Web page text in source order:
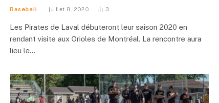
Baseball juillet 8, 2020 3
Les Pirates de Laval débuteront leur saison 2020 en
rendant visite aux Orioles de Montréal. La rencontre aura
lieu le…